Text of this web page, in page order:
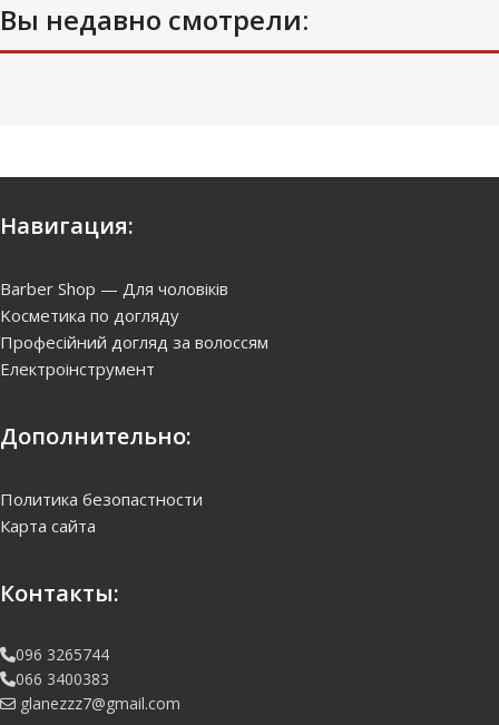
Вы недавно смотрели:
Навигация:
Barber Shop — Для чоловіків
Kосметика по догляду
Професійний догляд за волоссям
Електроінструмент
Дополнительно:
Политика безопастности
Карта сайта
Контакты:
096 3265744
066 3400383
glanezzz7@gmail.com